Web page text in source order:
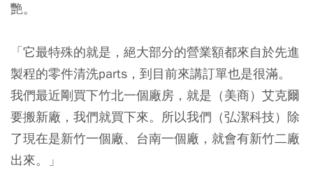
艷。
「它最特殊的就是，絕大部分的營業額都來自於先進
製程的零件清洗parts，到目前來講訂單也是很滿。
我們最近剛買下竹北一個廠房，就是（美商）艾克爾
要搬新廠，我們就買下來。所以我們（弘潔科技）除
了現在是新竹一個廠、台南一個廠，就會有新竹二廠
出來。」